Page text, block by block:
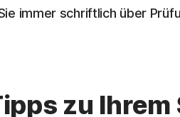
immer schriftlich über
zu Ihrem